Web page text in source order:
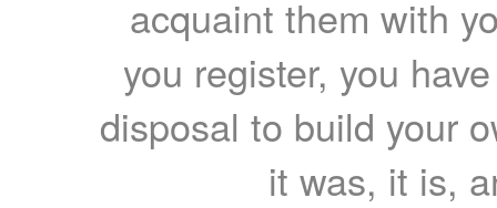
acquaint them with
you register, you
disposal to build your
it was, it is,